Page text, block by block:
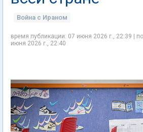
Война с Ираном
время публикации: 07 июня 2026 г., 22:39 |
июня 2026 г., 22:40